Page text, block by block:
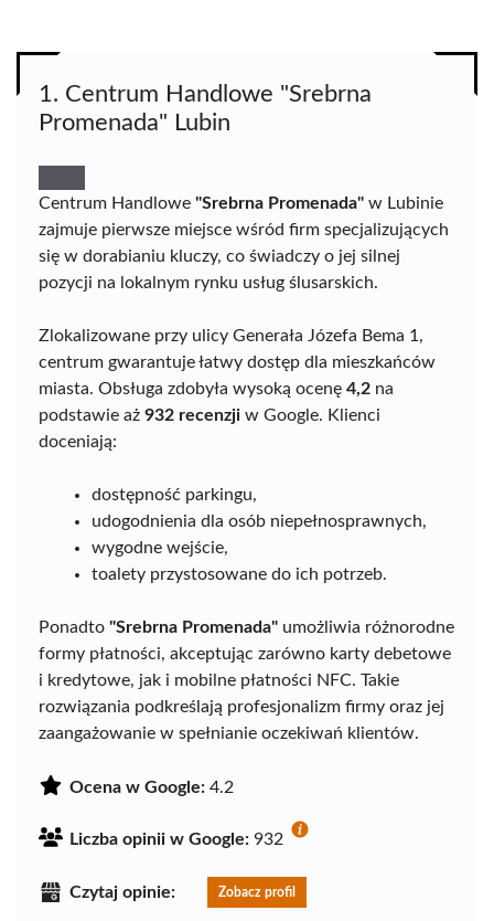
1. Centrum Handlowe "Srebrna
Promenada" Lubin
Centrum Handlowe "Srebrna Promenada" w Lubinie
zajmuje pierwsze miejsce wśród firm specjalizujących
się w dorabianiu kluczy, co świadczy o jej silnej
pozycji na lokalnym rynku usług ślusarskich.
Zlokalizowane przy ulicy Generała Józefa Bema 1,
centrum gwarantuje łatwy dostęp dla mieszkańców
miasta. Obsługa zdobyła wysoką ocenę 4,2 na
podstawie aż 932 recenzji w Google. Klienci
doceniają:
dostępność parkingu,
udogodnienia dla osób niepełnosprawnych,
wygodne wejście,
toalety przystosowane do ich potrzeb.
Ponadto "Srebrna Promenada" umożliwia różnorodne
formy płatności, akceptując zarówno karty debetowe
i kredytowe, jak i mobilne płatności NFC. Takie
rozwiązania podkreślają profesjonalizm firmy oraz jej
zaangażowanie w spełnianie oczekiwań klientów.
Ocena w Google: 4.2
Liczba opinii w Google: 932
Czytaj opinie: Zobacz profil